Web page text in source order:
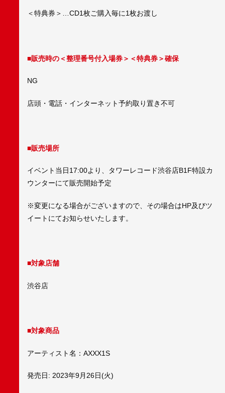
＜特典券＞…CD1枚ご購入毎に1枚お渡し
■販売時の＜整理番号付入場券＞＜特典券＞確保
NG
店頭・電話・インターネット予約取り置き不可
■販売場所
イベント当日17:00より、タワーレコード渋谷店B1F特設カ
ウンターにて販売開始予定
※変更になる場合がございますので、その場合はHP及びツ
イートにてお知らせいたします。
■対象店舗
渋谷店
■対象商品
アーティスト名：AXXX1S
発売日: 2023年9月26日(火)